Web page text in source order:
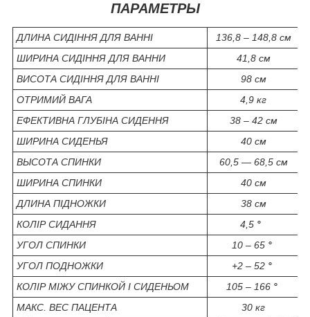
ПАРАМЕТРЫ
ДЛИНА СИДІННЯ ДЛЯ ВАННІ
136,8 – 148,8 см
ШИРИНА СИДІННЯ ДЛЯ ВАННИ
41,8 см
ВИСОТА СИДІННЯ ДЛЯ ВАННІ
98 см
ОТРИМИЙ ВАГА
4,9 кг
ЕФЕКТИВНА ГЛУБІНА СИДЕННЯ
38 – 42 см
ШИРИНА СИДЕНЬЯ
40 см
ВЫСОТА СПИНКИ
60,5 — 68,5 см
ШИРИНА СПИНКИ
40 см
ДЛИНА ПІДНОЖКИ
38 см
КОЛІР СИДАННЯ
4,5 °
УГОЛ СПИНКИ
10 – 65 °
УГОЛ ПОДНОЖКИ
+2 – 52 °
КОЛІР МІЖУ СПИНКОЙ І СИДЕНЬОМ
105 – 166 °
МАКС. ВЕС ПАЦЕНТА
30 кг